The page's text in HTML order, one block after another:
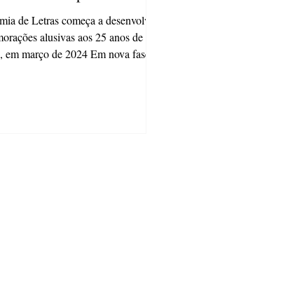
de Letras começa a desenvolver
alusivas aos 25 anos de sua
em março de 2024 Em nova fase